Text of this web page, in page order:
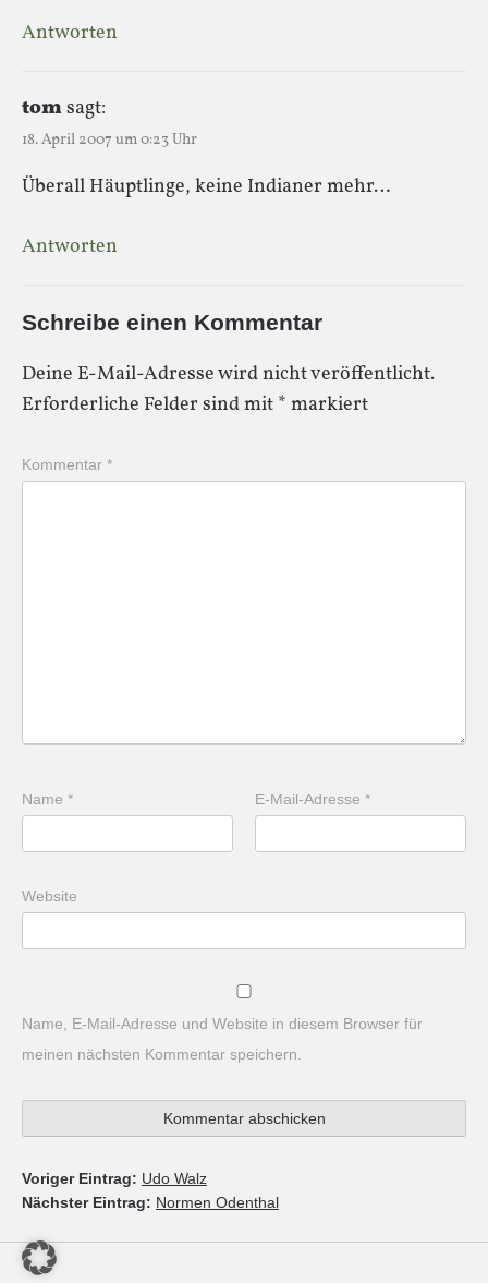
Antworten
tomsagt:
18. April 2007 um 0:23 Uhr
Überall Häuptlinge, keine Indianer mehr…
Antworten
Schreibe einen Kommentar
Deine E-Mail-Adresse wird nicht veröffentlicht.
Erforderliche Felder sind mit * markiert
Kommentar *
Name * E-Mail-Adresse*
Website
Name, E-Mail-Adresse und Website in diesem Browser für
meinen nächsten Kommentar speichern.
Voriger Eintrag: Udo Walz
Nächster Eintrag: Normen Odenthal